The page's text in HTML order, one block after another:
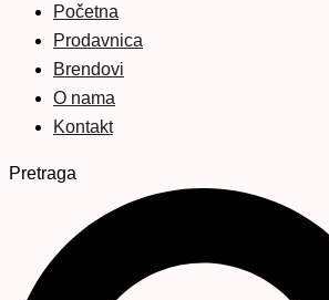
Početna
Prodavnica
Brendovi
O nama
Kontakt
Pretraga